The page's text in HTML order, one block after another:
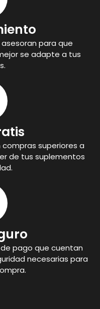
para que
se adapte a tus
superiores a
de tus suplementos
pago que cuentan
necesarias para